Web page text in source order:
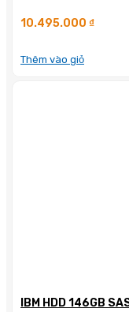
10.495.000 ₫
Thêm vào giỏ
IBM HDD 146GB